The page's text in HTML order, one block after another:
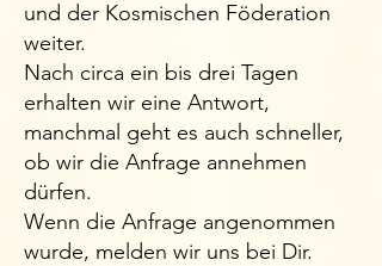
und der Kosmischen Föderation
weiter.
Nach circa ein bis drei Tagen
erhalten wir eine Antwort,
manchmal geht es auch schneller,
ob wir die Anfrage annehmen
dürfen.
Wenn die Anfrage angenommen
wurde, melden wir uns bei Dir.